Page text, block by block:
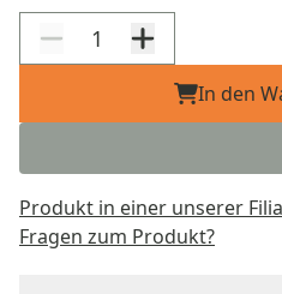
In den
Produkt in einer unserer
Fragen zum Produkt?